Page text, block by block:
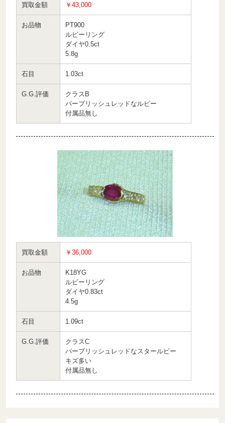
買取金額 ￥43,000
お品物
PT900
ルビーリング
ダイヤ0.5ct
5.8g
石目 1.03ct
G.G.評価
クラスB
パープリッシュレッドなルビー
付属品無し
買取金額 ￥36,000
お品物
K18YG
ルビーリング
ダイヤ0.83ct
4.5g
石目 1.09ct
G.G.評価
クラスC
パープリッシュレッドなスタールビー
キズ多い
付属品無し